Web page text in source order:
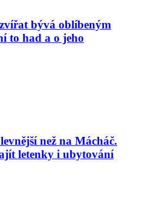
bývá oblíbeným
to had a o jeho
než na Mácháč.
letenky i ubytování